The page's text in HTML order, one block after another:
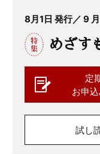
8月1日 発行／ 9
めざす
定
お申
試し